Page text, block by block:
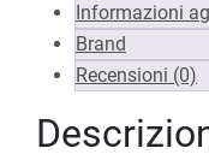
Informazioni
Brand
Recensioni (0)